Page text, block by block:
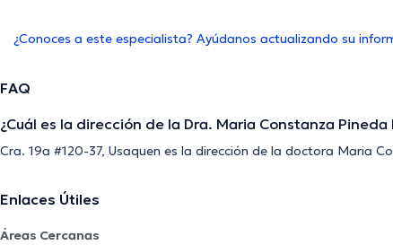
¿Conoces a este especialista? Ayúdanos actualizando su
FAQ
¿Cuál es la dirección de la Dra. Maria Constanza Pineda
Cra. 19a #120-37, Usaquen es la dirección de la doctora Maria
Enlaces Útiles
Áreas Cercanas